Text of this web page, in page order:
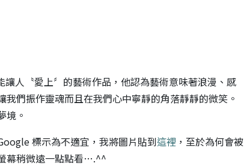
讓人〝愛上〞的藝術作品，他認為藝術意味著浪漫、感
們振作靈魂而且在我們心中寧靜的角落靜靜的微笑。
境。
標示為不適宜，我將圖片貼到這裡 ，至於為何會被
幕稍微遠一點點看….^^